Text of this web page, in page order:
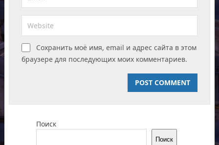
Сохранить моё имя, email и адрес сайта в этом
браузере для последующих моих комментариев.
Поиск
Поиск